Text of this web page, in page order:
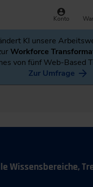
Konto
KI unsere
Workforce
von fünf Web-Based
Zur Umfrage
Wissensbereiche,